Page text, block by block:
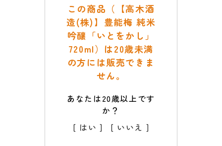
この商品（【高木酒
造(株)】豊能梅 純米
吟醸「いとをかし」
720ml）は20歳未満
の方には販売できま
せん。
あなたは20歳以上です
か？
[ はい ]
[ いいえ ]